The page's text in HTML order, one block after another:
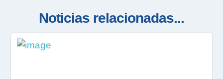
Noticias relacionadas...